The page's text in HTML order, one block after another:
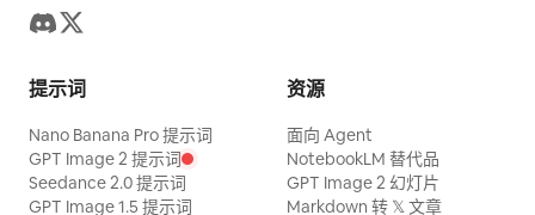
提示词
Nano Banana Pro 提示词
GPT Image 2 提示词
Seedance 2.0 提示词
GPT Image 1.5 提示词
资源
面向 Agent
NotebookLM 替代品
GPT Image 2 幻灯片
Markdown 转 𝕏 文章